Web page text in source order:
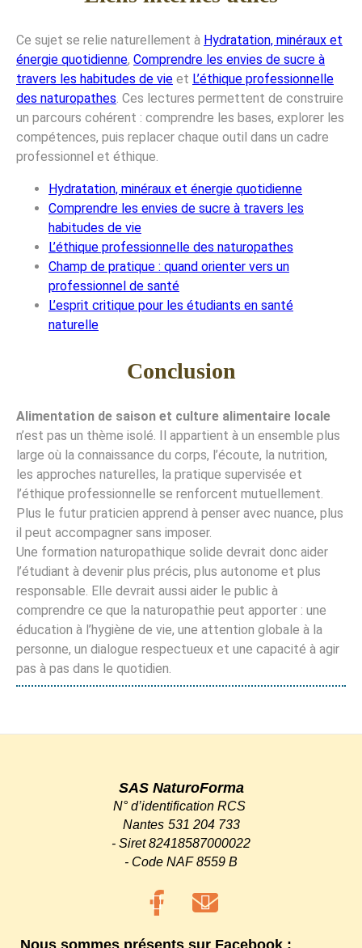
Ce sujet se relie naturellement à Hydratation, minéraux et
énergie quotidienne, Comprendre les envies de sucre à
travers les habitudes de vie et L’éthique professionnelle
des naturopathes. Ces lectures permettent de construire
un parcours cohérent : comprendre les bases, explorer les
compétences, puis replacer chaque outil dans un cadre
professionnel et éthique.
Hydratation, minéraux et énergie quotidienne
Comprendre les envies de sucre à travers les
habitudes de vie
L’éthique professionnelle des naturopathes
Champ de pratique : quand orienter vers un
professionnel de santé
L’esprit critique pour les étudiants en santé
naturelle
Conclusion
Alimentation de saison et culture alimentaire locale
n’est pas un thème isolé. Il appartient à un ensemble plus
large où la connaissance du corps, l’écoute, la nutrition,
les approches naturelles, la pratique supervisée et
l’éthique professionnelle se renforcent mutuellement.
Plus le futur praticien apprend à penser avec nuance, plus
il peut accompagner sans imposer.
Une formation naturopathique solide devrait donc aider
l’étudiant à devenir plus précis, plus autonome et plus
responsable. Elle devrait aussi aider le public à
comprendre ce que la naturopathie peut apporter : une
éducation à l’hygiène de vie, une attention globale à la
personne, un dialogue respectueux et une capacité à agir
pas à pas dans le quotidien.
SAS NaturoForma
N° d’identification RCS
Nantes 531 204 733
- Siret 82418587000022
- Code NAF 8559 B
Nous sommes présents sur Facebook :